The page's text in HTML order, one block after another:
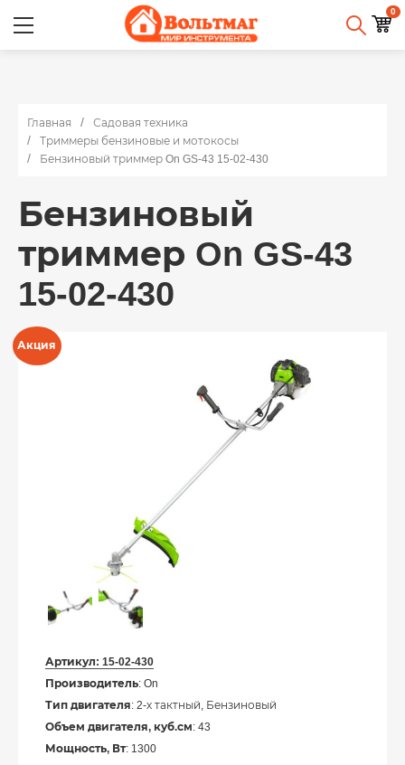
0
Главная
Садовая техника
Триммеры бензиновые и мотокосы
Бензиновый триммер On GS-43 15-02-430
Бензиновый
триммер On GS-43
15-02-430
Акция
Артикул: 15-02-430
Производитель: On
Тип двигателя: 2-х тактный, Бензиновый
Объем двигателя, куб.см: 43
Мощность, Вт: 1300